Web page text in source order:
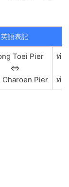
英語表記
Toei Pier
⇔
Charoen Pier
ท่า
ท่า